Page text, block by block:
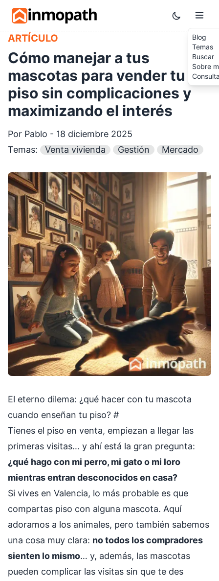
Skip to main content
Toggle
Blog
Temas
Buscar
Sobre
ARTÍCULO
Cómo manejar a tus
mascotas para vender tu
piso sin complicaciones y
maximizando el interés
Por Pablo - 18 diciembre 2025
Temas:
Venta vivienda Gestión Mercado
El eterno dilema: ¿qué hacer con tu mascota
cuando enseñan tu piso? #
Tienes el piso en venta, empiezan a llegar las
primeras visitas… y ahí está la gran pregunta:
¿qué hago con mi perro, mi gato o mi loro
mientras entran desconocidos en casa?
Si vives en Valencia, lo más probable es que
compartas piso con alguna mascota. Aquí
adoramos a los animales, pero también sabemos
una cosa muy clara: no todos los compradores
sienten lo mismo… y, además, las mascotas
pueden complicar las visitas sin que te des